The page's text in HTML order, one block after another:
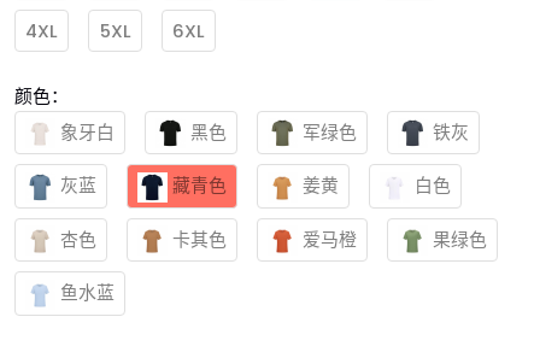
4XL 5XL 6XL
颜色：
象牙白
黑色 军绿色 铁灰
灰蓝 藏青色 姜黄 白色
杏色 卡其色 爱马橙 果绿色
鱼水蓝